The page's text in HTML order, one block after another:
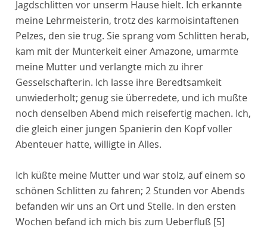
Jagdschlitten vor unserm Hause hielt. Ich erkannte
meine Lehrmeisterin, trotz des karmoisintaftenen
Pelzes, den sie trug. Sie sprang vom Schlitten herab,
kam mit der Munterkeit einer Amazone, umarmte
meine Mutter und verlangte mich zu ihrer
Gesselschafterin. Ich lasse ihre Beredtsamkeit
unwiederholt; genug sie überredete, und ich mußte
noch denselben Abend mich reisefertig machen. Ich,
die gleich einer jungen Spanierin den Kopf voller
Abenteuer hatte, willigte in Alles.
Ich küßte meine Mutter und war stolz, auf einem so
schönen Schlitten zu fahren; 2 Stunden vor Abends
befanden wir uns an Ort und Stelle. In den ersten
Wochen befand ich mich bis zum Ueberfluß [5]